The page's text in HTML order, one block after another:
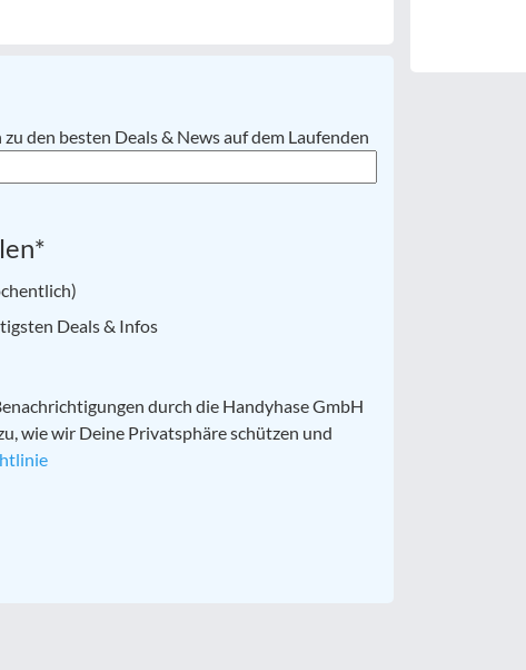
den besten Deals & News auf dem Laufenden
*
Deals & Infos
durch die Handyhase GmbH
wie wir Deine Privatsphäre schützen und